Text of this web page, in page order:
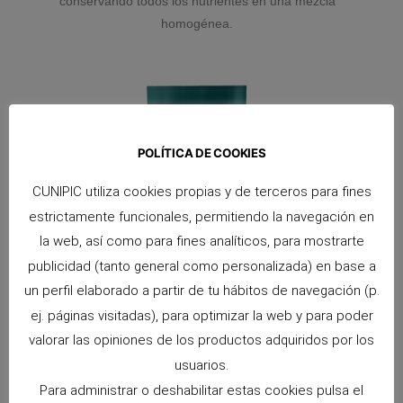
homogénea.
Alpha Pro Conejo Adulto Cunipic
Alimentación “all in one” para conejos adultos donde
POLÍTICA DE COOKIES
CUNIPIC utiliza cookies propias y de terceros para fines
estrictamente funcionales, permitiendo la navegación en
la web, así como para fines analíticos, para mostrarte
publicidad (tanto general como personalizada) en base a
un perfil elaborado a partir de tu hábitos de navegación (p.
ej. páginas visitadas), para optimizar la web y para poder
valorar las opiniones de los productos adquiridos por los
usuarios.
Para administrar o deshabilitar estas cookies pulsa el